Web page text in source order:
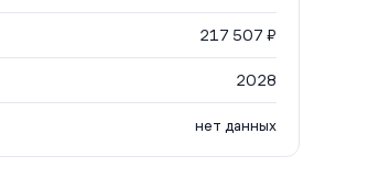
217 507 ₽
2028
нет данных